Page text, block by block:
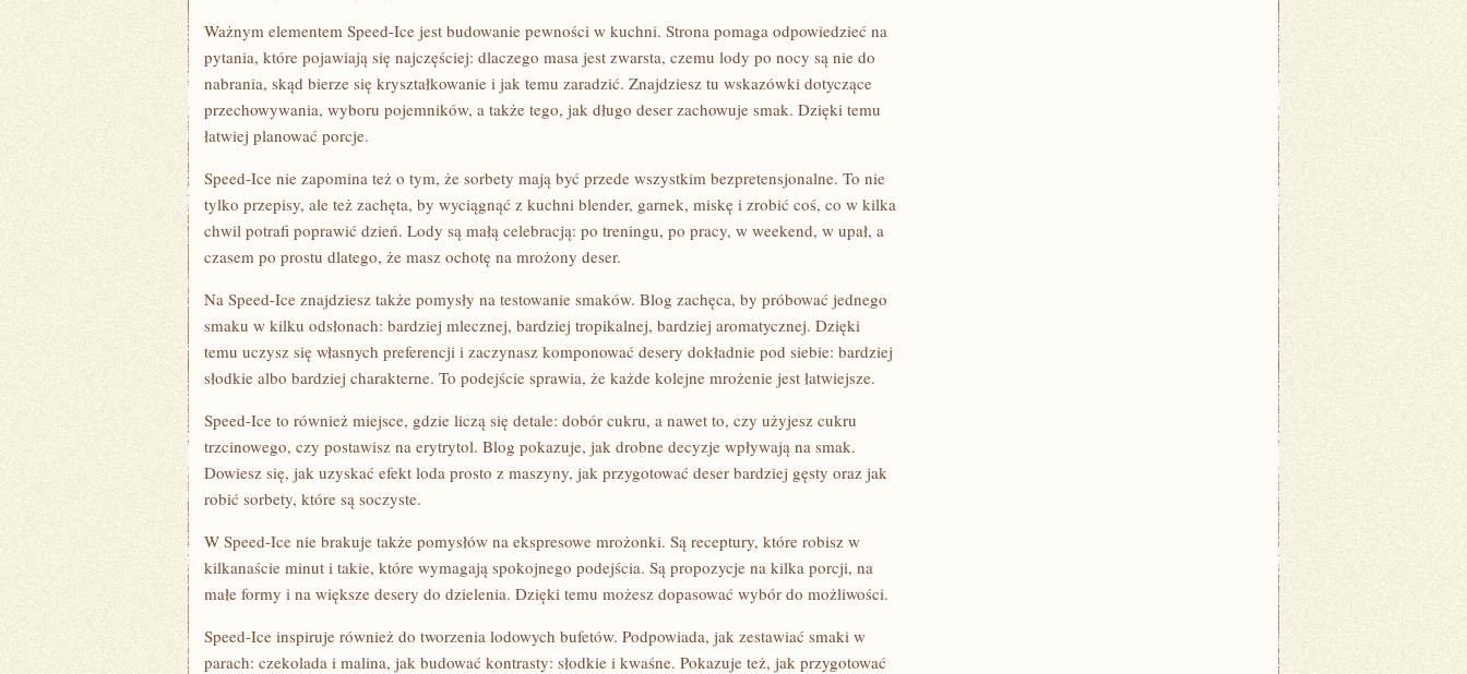
Ważnym elementem Speed-Ice jest budowanie pewności w kuchni. Strona pomaga odpowiedzieć na
pytania, które pojawiają się najczęściej: dlaczego masa jest zwarsta, czemu lody po nocy są nie do
nabrania, skąd bierze się kryształkowanie i jak temu zaradzić. Znajdziesz tu wskazówki dotyczące
przechowywania, wyboru pojemników, a także tego, jak długo deser zachowuje smak. Dzięki temu
łatwiej planować porcje.
Speed-Ice nie zapomina też o tym, że sorbety mają być przede wszystkim bezpretensjonalne. To nie
tylko przepisy, ale też zachęta, by wyciągnąć z kuchni blender, garnek, miskę i zrobić coś, co w kilka
chwil potrafi poprawić dzień. Lody są małą celebracją: po treningu, po pracy, w weekend, w upał, a
czasem po prostu dlatego, że masz ochotę na mrożony deser.
Na Speed-Ice znajdziesz także pomysły na testowanie smaków. Blog zachęca, by próbować jednego
smaku w kilku odsłonach: bardziej mlecznej, bardziej tropikalnej, bardziej aromatycznej. Dzięki
temu uczysz się własnych preferencji i zaczynasz komponować desery dokładnie pod siebie: bardziej
słodkie albo bardziej charakterne. To podejście sprawia, że każde kolejne mrożenie jest łatwiejsze.
Speed-Ice to również miejsce, gdzie liczą się detale: dobór cukru, a nawet to, czy użyjesz cukru
trzcinowego, czy postawisz na erytrytol. Blog pokazuje, jak drobne decyzje wpływają na smak.
Dowiesz się, jak uzyskać efekt loda prosto z maszyny, jak przygotować deser bardziej gęsty oraz jak
robić sorbety, które są soczyste.
W Speed-Ice nie brakuje także pomysłów na ekspresowe mrożonki. Są receptury, które robisz w
kilkanaście minut i takie, które wymagają spokojnego podejścia. Są propozycje na kilka porcji, na
małe formy i na większe desery do dzielenia. Dzięki temu możesz dopasować wybór do możliwości.
Speed-Ice inspiruje również do tworzenia lodowych bufetów. Podpowiada, jak zestawiać smaki w
parach: czekolada i malina, jak budować kontrasty: słodkie i kwaśne. Pokazuje też, jak przygotować